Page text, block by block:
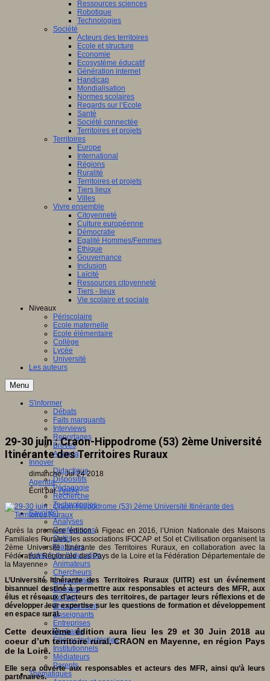
Ressources sciences
Robotique
Technologies
Société
Acteurs des territoires
Ecole et structure
Economie
Ecosystème éducatif
Génération internet
Handicap
Mondialisation
Normes scolaires
Regards sur l’Ecole
Santé
Société connectée
Territoires et projets
Territoires
Europe
International
Régions
Ruralité
Territoires et projets
Tiers lieux
Villes
Vivre ensemble
Citoyenneté
Culture européenne
Démocratie
Egalité Hommes/Femmes
Ethique
Gouvernance
Inclusion
Laïcité
Ressources citoyenneté
Tiers - lieux
Vie scolaire et sociale
Niveaux
Périscolaire
Ecole maternelle
Ecole élémentaire
Collège
Lycée
Université
Les auteurs
Menu
S'informer
Débats
Faits marquants
Interviews
Reportages
Brèves
Agenda
Innover
Didactique
Dispositifs
Pédagogie
Recherche
Technologies
Savoir(s)
Analyses
Conférences
Outils
Pratiques
Acteurs de l'éducation
Animateurs
Chercheurs
Collectivités
Editeurs
EdTech
Encadrement
Enseignants
Entreprises
Etudiants
Filières industrielles
Institutionnels
Médiateurs
Parents
Thématiques
29-30 juin : Craon-Hippodrome (53) 2ème Université
Itinérante des Territoires Ruraux
dimanche, Jui 24 2018
Agenda
Écrit parAn@é
Après la première édition à Figeac en 2016, l’Union Nationale des Maisons
Familiales Rurales, les associations IFOCAP et Sol et Civilisation organisent la
2ème Université Itinérante des Territoires Ruraux, en collaboration avec la
Fédération Régionale des Pays de la Loire et la Fédération Départementale de
la Mayenne.
L’Université Itinérante des Territoires Ruraux (UITR) est un événement
bisannuel destiné à permettre aux responsables et acteurs des MFR, aux
élus et réseaux d’acteurs des territoires, de partager leurs réflexions et de
développer leur expertise sur les questions de formation et développement
en espace rural.
Cette deuxième édition aura lieu les 29 et 30 Juin 2018 au
coeur d’un territoire rural, CRAON en Mayenne, en région Pays
de la Loire.
Elle sera ouverte aux responsables et acteurs des MFR, ainsi qu’à leurs
partenaires.